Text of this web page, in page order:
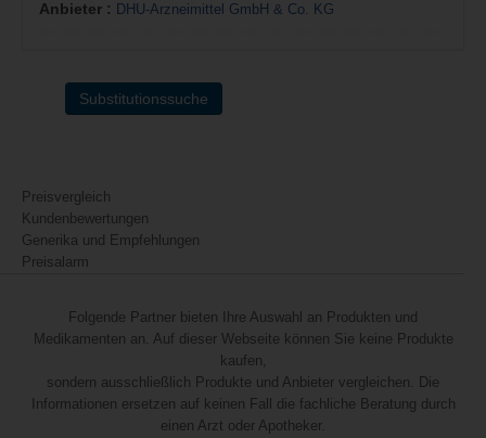
Anbieter : DHU-Arzneimittel GmbH & Co. KG
Substitutionssuche
Preisvergleich
Kundenbewertungen
Generika und Empfehlungen
Preisalarm
Folgende Partner bieten Ihre Auswahl an Produkten und
Medikamenten an. Auf dieser Webseite können Sie keine Produkte
kaufen,
sondern ausschließlich Produkte und Anbieter vergleichen. Die
Informationen ersetzen auf keinen Fall die fachliche Beratung durch
einen Arzt oder Apotheker.